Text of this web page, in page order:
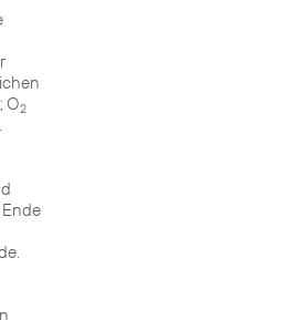
O2